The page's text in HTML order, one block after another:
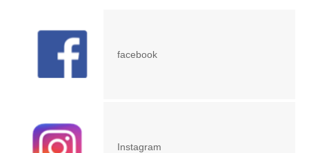
facebook
Instagram